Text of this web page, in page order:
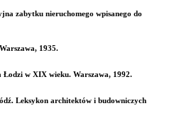
zabytku nieruchomego wpisanego do
1935.
Łodzi w XIX wieku. Warszawa, 1992.
Leksykon architektów i budowniczych